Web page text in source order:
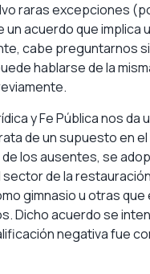
raras excepciones
acuerdo que
cabe preguntarnos
hablarse de la
y Fe Pública nos
de un supuesto en
los ausentes, se
de la
gimnasio u otras que
Dicho acuerdo se
negativa fue